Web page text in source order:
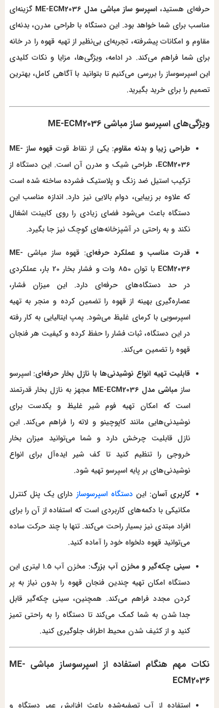
حرفه‌ای هستید، اسپرسو ساز مباشی مدل ME-ECM2036
گزینه‌ای
مناسب برای شما خواهد بود. این دستگاه با طراحی مدرن، بدنه‌ای
مقاوم و امکانات پیشرفته، تجربه‌ای بی‌نظیر از تهیه قهوه را در خانه
برای شما فراهم می‌کند. در ادامه، ویژگی‌ها، مزایا و نکات کلیدی
این اسپرسوساز را بررسی می‌کنیم تا بتوانید با آگاهی کامل، بهترین
تصمیم را برای خرید بگیرید.
ویژگی‌های اسپرسو ساز مباشی ME-ECM2036
طراحی زیبا و بدنه مقاوم: یکی از نقاط قوت
قهوه ساز ME-
ECM2036، طراحی شیک و مدرن آن است. این دستگاه از
ترکیب استیل ضد زنگ و پلاستیک فشرده ساخته شده است
که علاوه بر زیبایی، دوام بالایی نیز دارد. اندازه مناسب این
دستگاه باعث می‌شود فضای زیادی را روی کابینت اشغال
نکند و به راحتی در آشپزخانه‌های کوچک نیز جا بگیرد.
قدرت مناسب و عملکرد حرفه‌ای: قهوه ساز مباشی ME-
ECM2036
با توان 850 وات و فشار بخار 20 بار، عملکردی
در حد دستگاه‌های حرفه‌ای دارد. این میزان فشار،
عصاره‌گیری بهینه از قهوه را تضمین کرده و منجر به تهیه
اسپرسویی با کرمای غلیظ می‌شود. پمپ ایتالیایی به کار رفته
در این دستگاه، ثبات فشار را حفظ کرده و کیفیت هر فنجان
قهوه را تضمین می‌کند.
قابلیت تهیه انواع نوشیدنی‌ها با نازل بخار حرفه‌ای: اسپرسو
ساز مباشی مدل ME-ECM2036
مجهز به نازل بخار قدرتمند
است که امکان تهیه فوم شیر غلیظ و یکدست برای
نوشیدنی‌هایی مانند کاپوچینو و لاته را فراهم می‌کند. این
نازل قابلیت چرخش دارد و شما می‌توانید میزان بخار
خروجی را تنظیم کنید تا کف شیر ایده‌آل برای انواع
نوشیدنی‌های بر پایه اسپرسو تهیه شود.
کاربری آسان: این دستگاه اسپرسوسازدارای یک پنل کنترل
مکانیکی با دکمه‌های کاربردی است که استفاده از آن را برای
افراد مبتدی نیز بسیار راحت می‌کند. تنها با چند حرکت ساده
می‌توانید قهوه دلخواه خود را آماده کنید.
سینی چکه‌گیر و مخزن آب بزرگ
: مخزن آب 1.5 لیتری این
دستگاه امکان تهیه چندین فنجان قهوه را بدون نیاز به پر
کردن مجدد فراهم می‌کند. همچنین، سینی چکه‌گیر قابل
جدا شدن به شما کمک می‌کند تا دستگاه را به راحتی تمیز
کنید و از کثیف شدن محیط اطراف جلوگیری کنید.
نکات مهم هنگام استفاده از اسپرسوساز مباشی ME-
ECM2036